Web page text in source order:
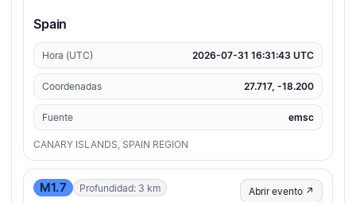
Spain
Hora (UTC) 2026-07-31 16:31:43 UTC
Coordenadas 27.717, -18.200
Fuente emsc
CANARY ISLANDS, SPAIN REGION
M1.7 Profundidad: 3 km Abrir evento ↗